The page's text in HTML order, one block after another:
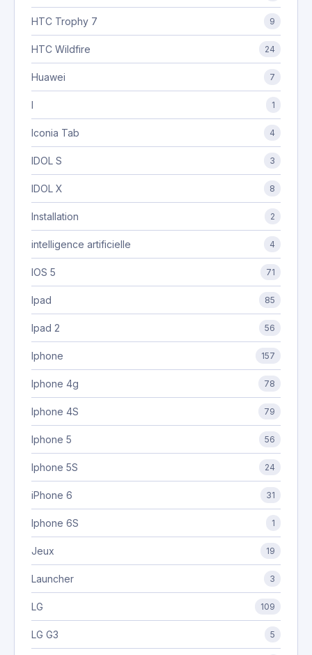
HTC Trophy 7 9
HTC Wildfire 24
Huawei 7
I 1
Iconia Tab 4
IDOL S 3
IDOL X 8
Installation 2
intelligence artificielle 4
IOS 5 71
Ipad 85
Ipad 2 56
Iphone 157
Iphone 4g 78
Iphone 4S 79
Iphone 5 56
Iphone 5S 24
iPhone 6 31
Iphone 6S 1
Jeux 19
Launcher 3
LG 109
LG G3 5